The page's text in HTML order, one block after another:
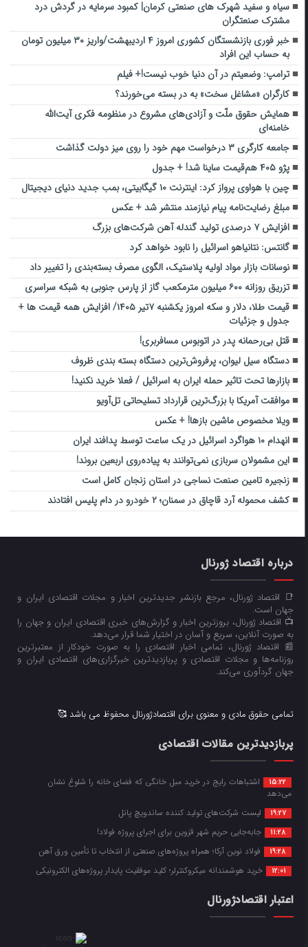
سیاه و سفید شهرک های صنعتی کرمان| کمبود سرمایه در گردش درد
مشترک صنعتگران
خبر فوری بازنشستگان کشوری امروز ۴ اردیبهشت/واریز ۳۰ میلیون تومان
به حساب این افراد
ترامپ: وضعیتم در آن دنیا خوب نیست!+ فیلم
کارگران «مشاغل سخت» به در بسته می‌خورند؟
همایش حقوق ملّت و آزادی‌های مشروع در منظومه فکری آیت‌الله
خامنه‌ای
جامعه کارگری ۳ درخواست مهم خود را روی میز دولت گذاشت
پژو ۴۰۵ هم‌قیمت ساینا شد! + جدول
چین با هواوی پرواز کرد: اینترنت ۱۰ گیگابیتی، بمب جدید دنیای دیجیتال
مبلغ رضایت‌نامه پیام نیازمند منتشر شد + عکس
افزایش ۷ درصدی تولید گندله آهن شرکت‌های بزرگ
گانتس: نتانیاهو اسرائیل را نابود خواهد کرد
نوسانات بازار مواد اولیه پلاستیک، الگوی مصرف بسته‌بندی را تغییر داد
تزریق روزانه ۶۰۰ میلیون مترمکعب گاز از پارس جنوبی به شبکه سراسری
قیمت طلا، دلار و سکه امروز یکشنبه ۷تیر ۱۴۰۵/ افزایش همه قیمت ها +
جدول و جزئیات
قتل بی‌رحمانه پدر در اتوبوس مسافربری!
دستگاه سیل لیوان، پرفروش‌ترین دستگاه بسته بندی ظروف
بازارها تحت تاثیر حمله ایران به اسرائیل / فعلا خرید نکنید!
موافقت آمریکا با بزرگ‌ترین قرارداد تسلیحاتی تل‌آویو
ویلا مخصوص ماشین بازها! + عکس
انهدام ۱۰ هواگرد اسرائیل در یک ساعت توسط پدافند ایران
این مشمولان سربازی نمی‌توانند به پیاده‌روی اربعین بروند!
زنجیره تامین صنعت نساجی در استان زنجان کامل است
کشف محموله آرد قاچاق در سمنان؛ ۲ خودرو در دام پلیس افتادند
درباره اقتصاد ژورنال
📑 اقتصاد ژورنال، مرجع بازنشر جدیدترین اخبار و مجلات اقتصادی ایران و
جهان است.
📺 اقتصاد ژورنال، بروزترین اخبار و گزارش‌های خبری اقتصادی ایران و جهان را
به صورت آنلاین، سریع و آسان در اختیار شما قرار می‌‌دهد.
📰 اقتصاد ژورنال، تمامی اخبار اقتصادی را به صورت خودکار از معتبرترین
روزنامه‌ها و مجلات اقتصادی و پربازدیدترین خبرگزاری‌های اقتصادی ایران و
جهان گردآوری می‌کند.
تمامی حقوق مادی و معنوی برای اقتصادژورنال محفوظ می باشد 🥰
پربازدیدترین مقالات اقتصادی
15:22
اشتباهات رایج در خرید مبل خانگی که فضای خانه را شلوغ نشان
می‌دهد
19:27 لیست شرکت‌های تولید کننده ساندویچ پانل
11:28 جابه‌جایی حریم شهر قزوین برای اجرای پروژه فولاد!
19:28 فولاد نوین آرکا؛ همراه پروژه‌های صنعتی از انتخاب تا تأمین ورق آهن
12:01 خرید هوشمندانه میکروکنترلر؛ کلید موفقیت پایدار پروژه‌های الکترونیکی
اعتبار اقتصادژورنال